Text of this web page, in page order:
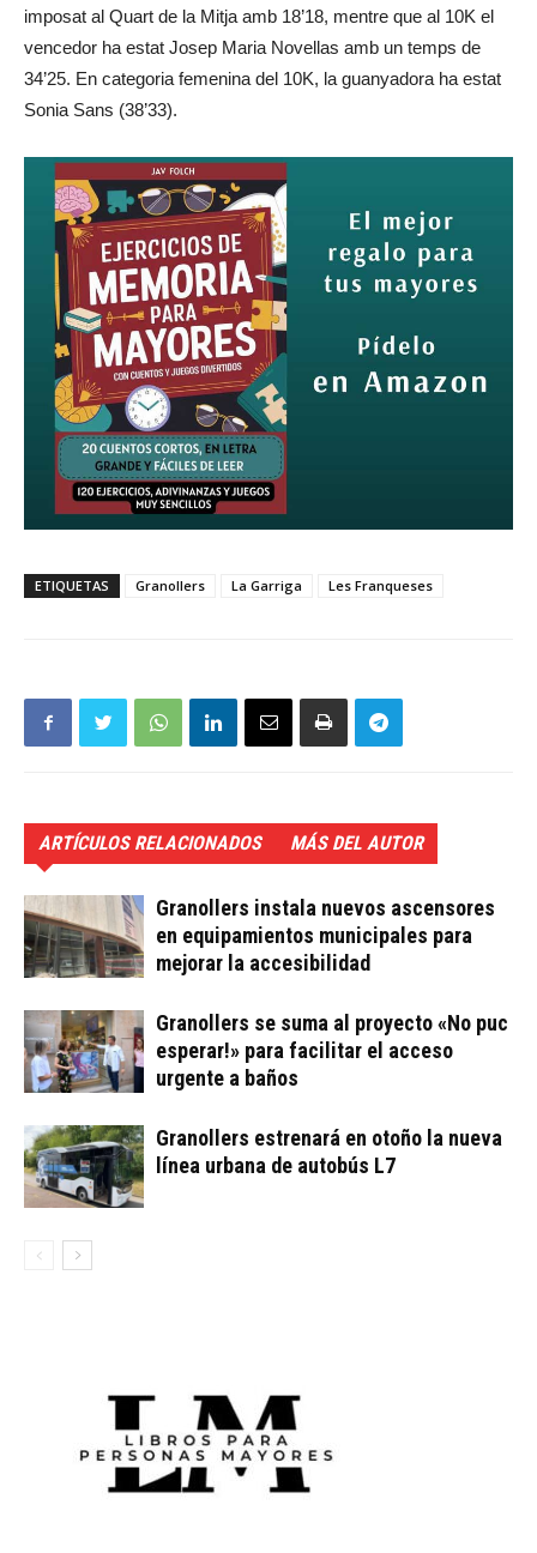
imposat al Quart de la Mitja amb 18’18, mentre que al 10K el
vencedor ha estat Josep Maria Novellas amb un temps de
34’25. En categoria femenina del 10K, la guanyadora ha estat
Sonia Sans (38’33).
ETIQUETAS Granollers La Garriga Les Franqueses
ARTÍCULOS RELACIONADOS MÁS DEL AUTOR
Granollers instala nuevos ascensores
en equipamientos municipales para
mejorar la accesibilidad
Granollers se suma al proyecto «No puc
esperar!» para facilitar el acceso
urgente a baños
Granollers estrenará en otoño la nueva
línea urbana de autobús L7